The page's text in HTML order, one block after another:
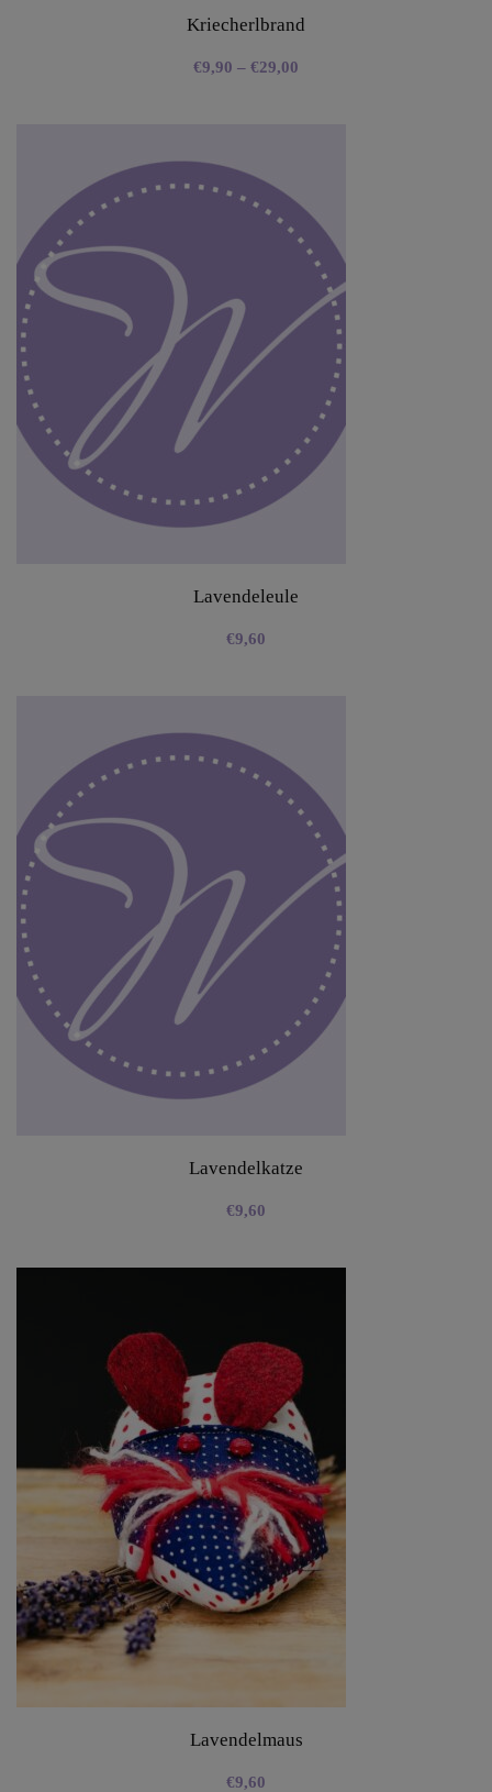
Kriecherlbrand
€9,90 – €29,00
Lavendeleule
€9,60
Lavendelkatze
€9,60
Lavendelmaus
€9,60